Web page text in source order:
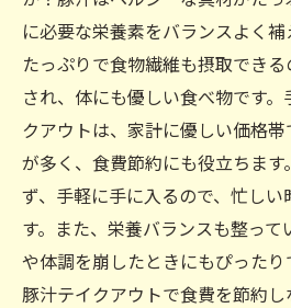
に必要な栄養素をバランスよく
たっぷりで食物繊維も摂取でき
され、体にも優しい食べ物です
クアウトは、家計に優しい価格
が多く、食費節約にも役立ちま
ず、手軽に手に入るので、忙しい
す。また、栄養バランスも整って
や体調を崩したときにもぴった
豚汁テイクアウトで食費を節約